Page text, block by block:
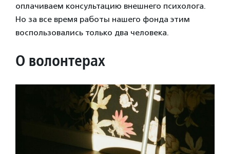
оплачиваем консультацию внешнего психолога.
Но за все время работы нашего фонда этим
воспользовались только два человека.
О волонтерах